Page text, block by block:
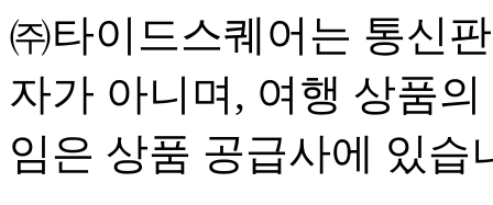
㈜타이드스퀘어는 통신
자가 아니며, 여행 상품
임은 상품 공급사에 있습